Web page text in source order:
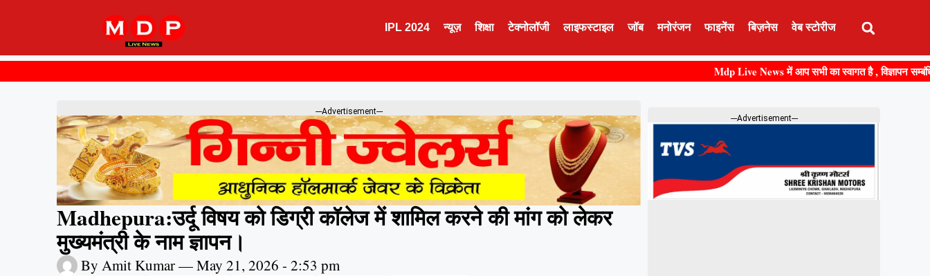
IPL 2024 न्यूज़ शिक्षा टेक्नोलॉजी लाइफस्टाइल जॉब मनोरंजन फाइनेंस बिज़नेस वेब स्टोरीज
Mdp Live News में आप सभी का स्वागत है , विज्ञापन सम्बंधित
---Advertisement---
Madhepura:उर्दू विषय को डिग्री कॉलेज में शामिल करने की मांग को लेकर
मुख्यमंत्री के नाम ज्ञापन।
By Amit Kumar—May 21, 2026 - 2:53 pm
---Advertisement---